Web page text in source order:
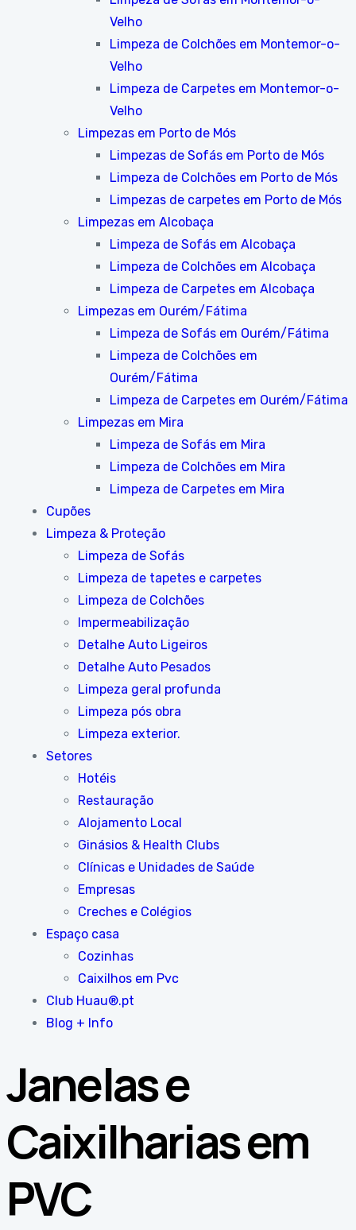
Velho
Limpeza de Colchões em Montemor-o-
Velho
Limpeza de Carpetes em Montemor-o-
Velho
Limpezas em Porto de Mós
Limpezas de Sofás em Porto de Mós
Limpeza de Colchões em Porto de Mós
Limpezas de carpetes em Porto de Mós
Limpezas em Alcobaça
Limpeza de Sofás em Alcobaça
Limpeza de Colchões em Alcobaça
Limpeza de Carpetes em Alcobaça
Limpezas em Ourém/Fátima
Limpeza de Sofás em Ourém/Fátima
Limpeza de Colchões em
Ourém/Fátima
Limpeza de Carpetes em Ourém/Fátima
Limpezas em Mira
Limpeza de Sofás em Mira
Limpeza de Colchões em Mira
Limpeza de Carpetes em Mira
Cupões
Limpeza & Proteção
Limpeza de Sofás
Limpeza de tapetes e carpetes
Limpeza de Colchões
Impermeabilização
Detalhe Auto Ligeiros
Detalhe Auto Pesados
Limpeza geral profunda
Limpeza pós obra
Limpeza exterior.
Setores
Hotéis
Restauração
Alojamento Local
Ginásios & Health Clubs
Clínicas e Unidades de Saúde
Empresas
Creches e Colégios
Espaço casa
Cozinhas
Caixilhos em Pvc
Club Huau®.pt
Blog + Info
Janelas e
Caixilharias em
PVC